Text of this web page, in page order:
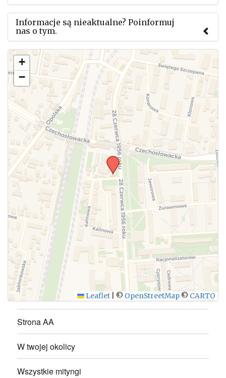
Informacje są nieaktualne? Poinformuj
nas o tym.
Użyj tego formularza aby przesłać informację o
zmianach w powyższym mityngu.
WYŚLIJ
+
−
Leaflet © OpenStreetMap © CARTO
Strona AA
W twojej okolicy
Wszystkie mityngi